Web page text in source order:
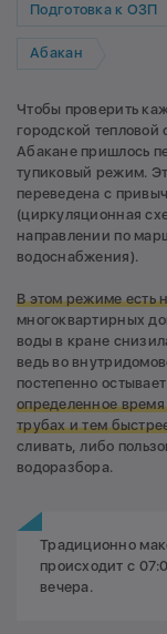
Подготовка к ОЗП
Абакан
Чтобы проверить
городской
Абакане пришлось
тупиковый режим.
переведена с
(циркуляционная
направлении по
водоснабжения).
В этом режиме есть
многоквартирных
воды в кране
ведь во
постепенно
определенное время
трубах и тем
сливать, либо
водоразбора.
Традиционно
происходит с
вечера.